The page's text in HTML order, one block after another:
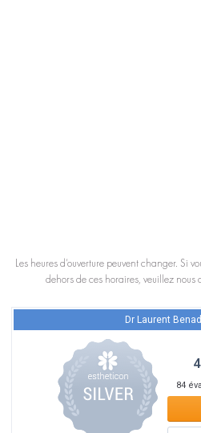
Les heures d’ouverture peuvent changer. Si
dehors de ces horaires, veuillez